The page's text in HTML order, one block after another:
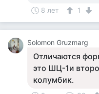
8 лет 1
Solomon Gruzmarg
Отличаются
это ШЦ-1и
колумбик.